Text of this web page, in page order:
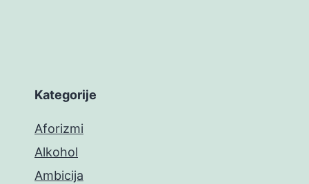
Kategorije
Aforizmi
Alkohol
Ambicija